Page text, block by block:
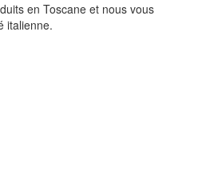
en Toscane et nous vous
italienne.